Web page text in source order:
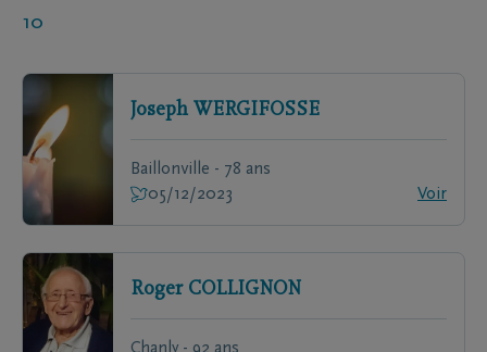
10
Joseph WERGIFOSSE
Baillonville - 78 ans
05/12/2023
Voir
Roger COLLIGNON